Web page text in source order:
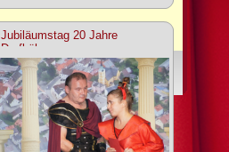
Jubiläumstag 20 Jahre
Dorfbühne